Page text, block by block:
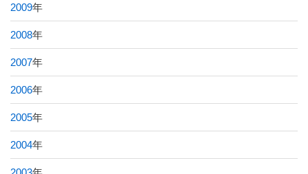
2009年
2008年
2007年
2006年
2005年
2004年